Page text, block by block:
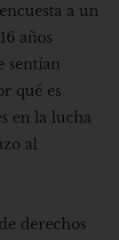
a un
años
sentían
qué es
en la lucha
al
derechos